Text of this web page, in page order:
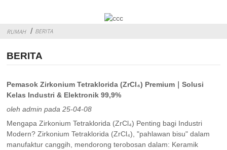
RUMAH BERITA
BERITA
Pemasok Zirkonium Tetraklorida (ZrCl₄) Premium｜Solusi
Kelas Industri & Elektronik 99,9%
oleh admin pada 25-04-08
Mengapa Zirkonium Tetraklorida (ZrCl₄) Penting bagi Industri
Modern? ‌Zirkonium Tetraklorida (ZrCl₄)‌, "pahlawan bisu" dalam
manufaktur canggih, mendorong terobosan dalam: ‌Keramik